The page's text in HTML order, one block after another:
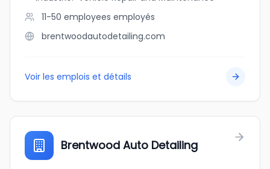
11-50 employees employés
brentwoodautodetailing.com
Voir les emplois et détails
Brentwood Auto Detailing